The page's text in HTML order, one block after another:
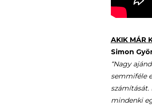
AKIK MÁR
Simon
“Nagy
semmiféle
számítását.
mindenki